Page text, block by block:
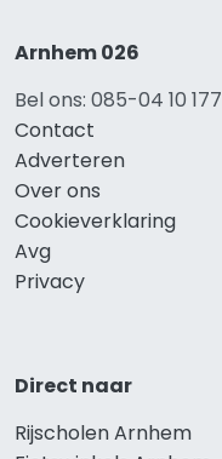
Arnhem 026
Bel ons: 085-04 10 177
Contact
Adverteren
Over ons
Cookieverklaring
Avg
Privacy
Direct naar
Rijscholen Arnhem